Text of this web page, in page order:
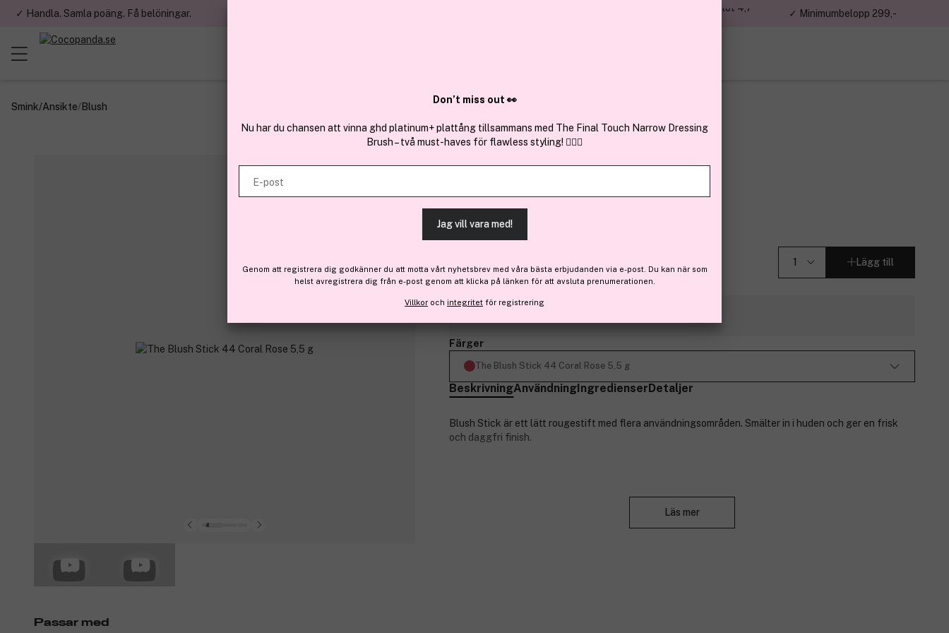
✓ Handla. Samla poäng. Få belöningar.
✓ Över 1,5 miljon kunder – Trustpilot 4,7
✓ Minimumbelopp 299,-
Smink/Ansikte/Blush
The Blush Stick 44 Coral Rose 5,5 g
139 kr Lägg till
Färger
The Blush Stick 44 Coral Rose 5,5 g
BeskrivningAnvändningIngredienserDetaljer
Blush Stick är ett lätt rougestift med flera användningsområden. Smälter in i huden och ger en frisk
och daggfri finish.
Läs mer
Passar med
Don’t miss out 👀
Nu har du chansen att vinna ghd platinum+ plattång tillsammans med The Final Touch Narrow Dressing
Brush – två must-haves för flawless styling! 💇‍♀️✨
E-post
Jag vill vara med!
Genom att registrera dig godkänner du att motta vårt nyhetsbrev med våra bästa erbjudanden via e-post. Du kan när som
helst avregistrera dig från e-post genom att klicka på länken för att avsluta prenumerationen.
Villkor och integritet för registrering